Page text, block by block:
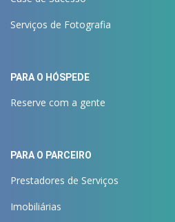
Serviços de Fotografia
PARA O HÓSPEDE
Reserve com a gente
PARA O PARCEIRO
Prestadores de Serviços
Imobiliárias